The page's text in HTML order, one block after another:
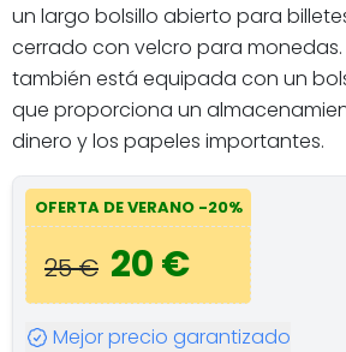
un largo bolsillo abierto para
cerrado con velcro para monedas.
también está equipada con un
que proporciona un
dinero y los papeles importantes.
OFERTA DE VERANO -20%
25 € 20 €
Mejor precio garantizado